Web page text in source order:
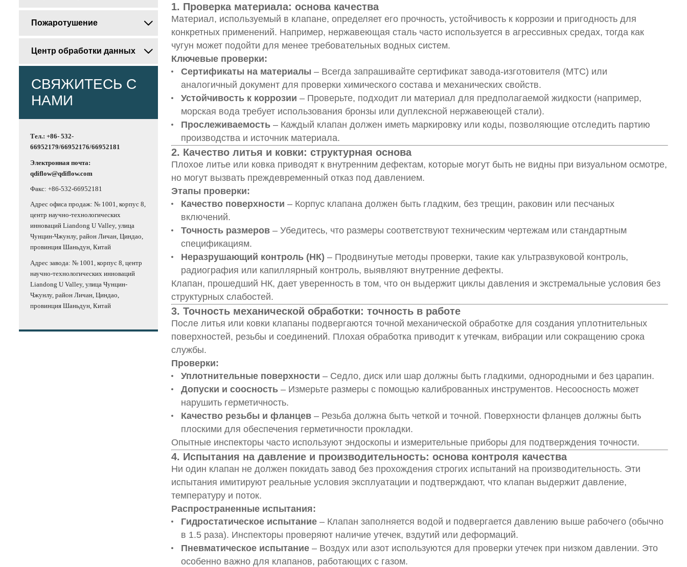
Пожаротушение 
Центр обработки данных 
СВЯЖИТЕСЬ С
НАМИ
Тел.: +86- 532-
66952179/66952176/66952181
Электронная почта:
qdiflow@qdiflow.com
Факс: +86-532-66952181
Адрес офиса продаж: № 1001, корпус 8,
центр научно-технологических
инноваций Liandong U Valley, улица
Чунцин-Чжунлу, район Личан, Циндао,
провинция Шаньдун, Китай
Адрес завода: № 1001, корпус 8, центр
научно-технологических инноваций
Liandong U Valley, улица Чунцин-
Чжунлу, район Личан, Циндао,
провинция Шаньдун, Китай
1. Проверка материала: основа качества
Материал, используемый в клапане, определяет его прочность, устойчивость к коррозии и пригодность для
конкретных применений. Например, нержавеющая сталь часто используется в агрессивных средах, тогда как
чугун может подойти для менее требовательных водных систем.
Ключевые проверки:
Сертификаты на материалы – Всегда запрашивайте сертификат завода-изготовителя (MTC) или
аналогичный документ для проверки химического состава и механических свойств.
Устойчивость к коррозии – Проверьте, подходит ли материал для предполагаемой жидкости (например,
морская вода требует использования бронзы или дуплексной нержавеющей стали).
Прослеживаемость – Каждый клапан должен иметь маркировку или коды, позволяющие отследить партию
производства и источник материала.
2. Качество литья и ковки: структурная основа
Плохое литье или ковка приводят к внутренним дефектам, которые могут быть не видны при визуальном осмотре,
но могут вызвать преждевременный отказ под давлением.
Этапы проверки:
Качество поверхности – Корпус клапана должен быть гладким, без трещин, раковин или песчаных
включений.
Точность размеров – Убедитесь, что размеры соответствуют техническим чертежам или стандартным
спецификациям.
Неразрушающий контроль (НК) – Продвинутые методы проверки, такие как ультразвуковой контроль,
радиография или капиллярный контроль, выявляют внутренние дефекты.
Клапан, прошедший НК, дает уверенность в том, что он выдержит циклы давления и экстремальные условия без
структурных слабостей.
3. Точность механической обработки: точность в работе
После литья или ковки клапаны подвергаются точной механической обработке для создания уплотнительных
поверхностей, резьбы и соединений. Плохая обработка приводит к утечкам, вибрации или сокращению срока
службы.
Проверки:
Уплотнительные поверхности – Седло, диск или шар должны быть гладкими, однородными и без царапин.
Допуски и соосность – Измерьте размеры с помощью калиброванных инструментов. Несоосность может
нарушить герметичность.
Качество резьбы и фланцев – Резьба должна быть четкой и точной. Поверхности фланцев должны быть
плоскими для обеспечения герметичности прокладки.
Опытные инспекторы часто используют эндоскопы и измерительные приборы для подтверждения точности.
4. Испытания на давление и производительность: основа контроля качества
Ни один клапан не должен покидать завод без прохождения строгих испытаний на производительность. Эти
испытания имитируют реальные условия эксплуатации и подтверждают, что клапан выдержит давление,
температуру и поток.
Распространенные испытания:
Гидростатическое испытание – Клапан заполняется водой и подвергается давлению выше рабочего (обычно
в 1.5 раза). Инспекторы проверяют наличие утечек, вздутий или деформаций.
Пневматическое испытание – Воздух или азот используются для проверки утечек при низком давлении. Это
особенно важно для клапанов, работающих с газом.